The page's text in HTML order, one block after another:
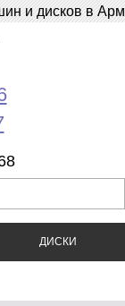
и дисков в
ДИСКИ